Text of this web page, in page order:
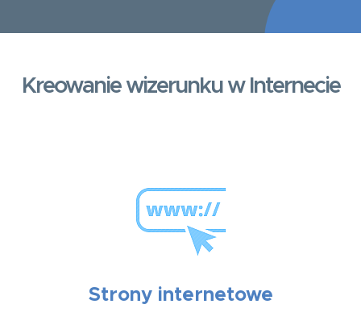
Kreowanie wizerunku w Internecie
Strony internetowe